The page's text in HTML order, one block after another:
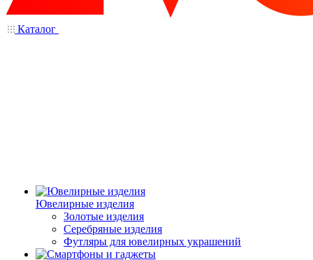
Каталог
Ювелирные изделия
Золотые изделия
Серебряные изделия
Футляры для ювелирных украшений